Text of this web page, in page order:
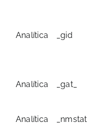
Analítica _gid
Analítica _gat_
Analítica _nmstat